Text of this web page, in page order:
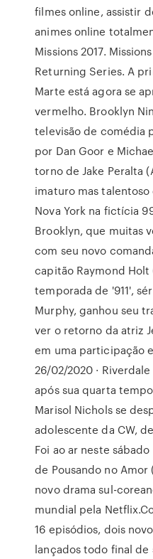
filmes online, assistir
animes online
Missions 2017.
Returning Series. A
Marte está agora se
vermelho. Brooklyn
televisão de comédia
por Dan Goor e
torno de Jake Peralta
imaturo mas
Nova York na fictícia
Brooklyn, que muitas
com seu novo
capitão Raymond Holt
temporada de '911',
Murphy, ganhou seu
ver o retorno da atriz
em uma participação
26/02/2020 ·
após sua quarta
Marisol Nichols se
adolescente da CW,
Foi ao ar neste
de Pousando no Amor
novo drama sul-
mundial pela
16 episódios, dois
lançados todo final de